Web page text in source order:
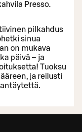
Presso.
pilkahdus
sinua
on mukava
päivä – ja
Tuoksu
ja reilusti